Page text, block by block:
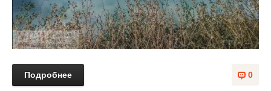
0
Подробнее